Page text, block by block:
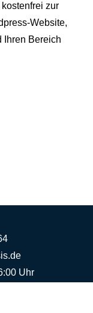
zur
Website,
Ihren Bereich
Uhr